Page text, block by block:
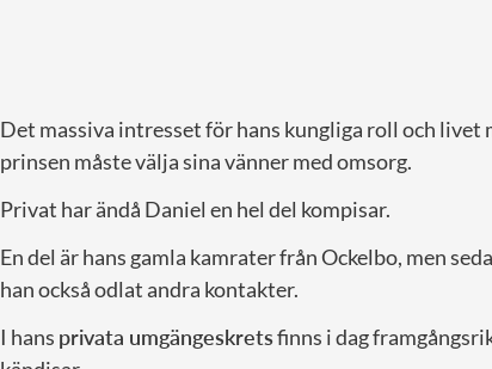
Det massiva intresset för hans kungliga roll och livet
prinsen måste välja sina vänner med omsorg.
Privat har ändå Daniel en hel del kompisar.
En del är hans gamla kamrater från Ockelbo, men
han också odlat andra kontakter.
I hans privata umgängeskretsfinns i dag